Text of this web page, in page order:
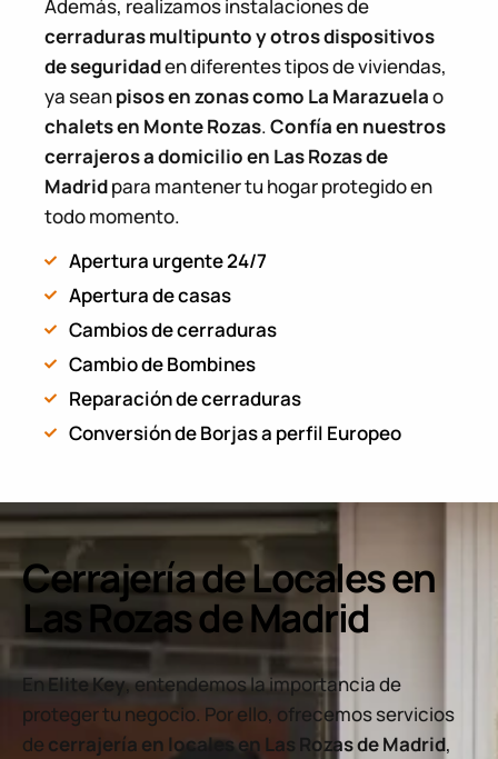
Además, realizamos instalaciones de
cerraduras multipunto y otros dispositivos
de seguridaden diferentes tipos de viviendas,
ya seanpisos en zonas como La Marazuelao
chalets en Monte Rozas.Confía en nuestros
cerrajeros a domicilio en Las Rozas de
Madridpara mantener tu hogar protegido en
todo momento.
Apertura urgente 24/7
Apertura de casas
Cambios de cerraduras
Cambio de Bombines
Reparación de cerraduras
Conversión de Borjas a perfil Europeo
Cerrajería de Locales en
Las Rozas de Madrid
EnElite Key, entendemos la importancia de
proteger tu negocio. Por ello, ofrecemos servicios
de cerrajería en locales en Las Rozas de Madrid,